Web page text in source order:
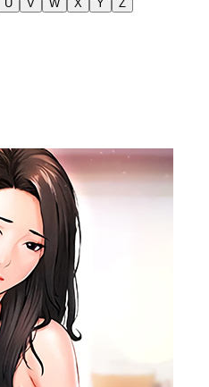
U V W X Y Z